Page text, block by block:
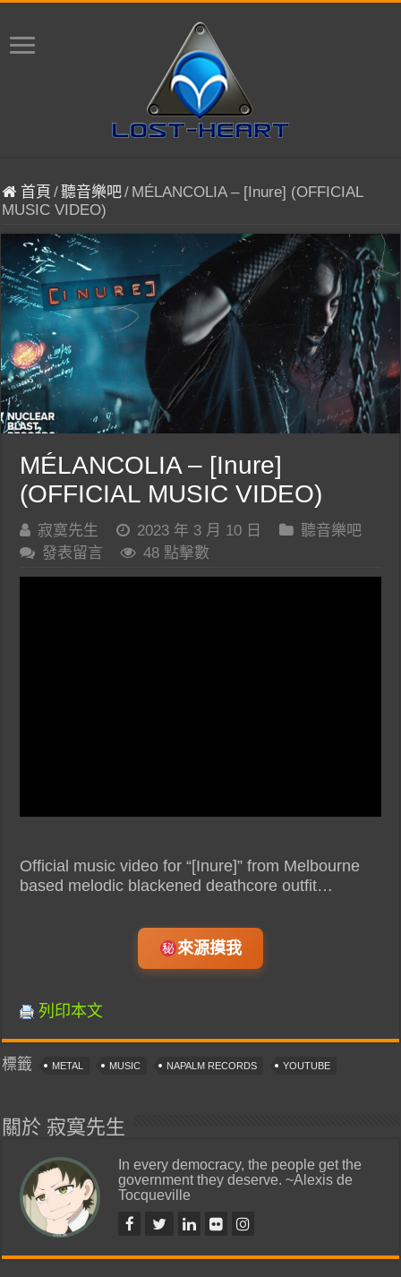
首頁 /聽音樂吧/ MÉLANCOLIA – [Inure] (OFFICIAL
MUSIC VIDEO)
MÉLANCOLIA – [Inure]
(OFFICIAL MUSIC VIDEO)
寂寞先生 2023 年 3 月 10 日
聽音樂吧
發表留言
48 點擊數
Official music video for “[Inure]” from Melbourne
based melodic blackened deathcore outfit…
來源摸我
列印本文
標籤 METAL MUSIC NAPALM RECORDS YOUTUBE
關於 寂寞先生
In every democracy, the people get the
government they deserve. ~Alexis de
Tocqueville